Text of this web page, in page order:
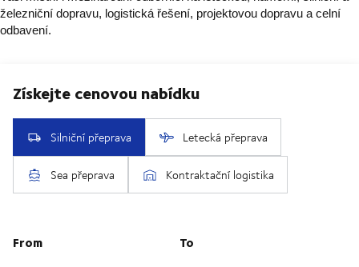
železniční dopravu, logistická řešení, projektovou dopravu a celní
odbavení.